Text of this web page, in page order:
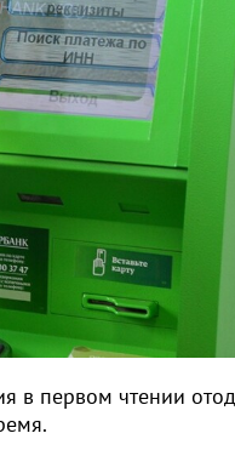
в первом чтении